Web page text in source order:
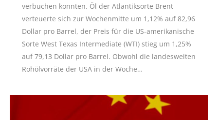
verbuchen konnten. Öl der Atlantiksorte Brent
verteuerte sich zur Wochenmitte um 1,12% auf 82,96
Dollar pro Barrel, der Preis für die US-amerikanische
Sorte West Texas Intermediate (WTI) stieg um 1,25%
auf 79,13 Dollar pro Barrel. Obwohl die landesweiten
Rohölvorräte der USA in der Woche…